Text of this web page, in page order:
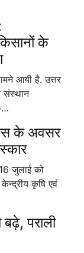
के
आयी है. उत्तर
संस्थान
के अवसर
जुलाई को
कृषि एवं
पराली